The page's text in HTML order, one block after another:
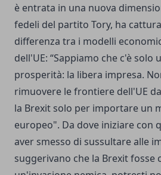
è entrata in una nuova
fedeli del partito Tory, ha
differenza tra i modelli
dell'UE: “Sappiamo che c'è solo
prosperità: la libera impresa.
rimuovere le frontiere dell'UE
la Brexit solo per importare un
europeo". Da dove iniziare con
aver smesso di sussultare alle
suggerivano che la Brexit fosse